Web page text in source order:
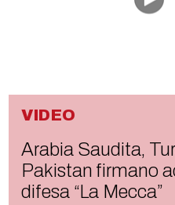
VIDEO
Arabia Saudita,
Pakistan firmano
difesa “La Mecca”